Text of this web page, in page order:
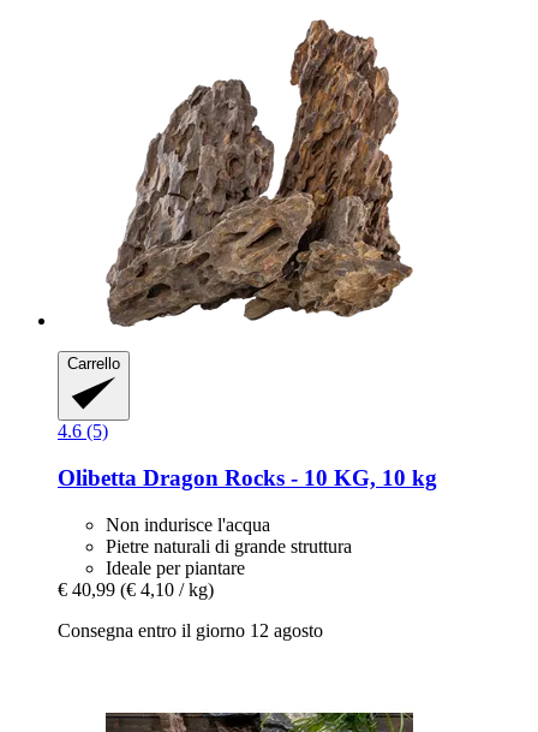
Carrello
4.6 (5)
Olibetta Dragon Rocks -​ 10 KG, 10 kg
Non indurisce l'acqua
Pietre naturali di grande struttura
Ideale per piantare
€ 40,99 (€ 4,10 / kg)
Consegna entro il giorno 12 agosto